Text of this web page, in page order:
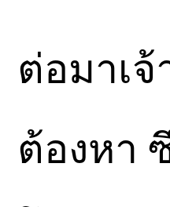
ต่อมาเ
ต้องหา